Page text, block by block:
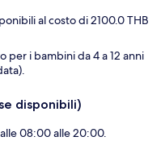
al costo di 2100.0 THB
per i bambini da 4 a 12 anni
disponibili)
08:00 alle 20:00.